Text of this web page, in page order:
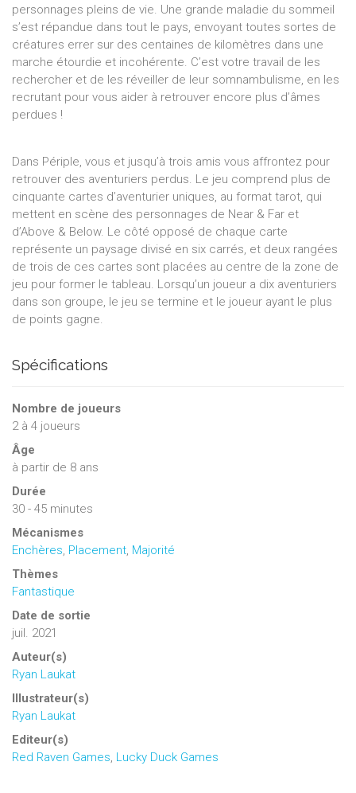
personnages pleins de vie. Une grande maladie du sommeil
s’est répandue dans tout le pays, envoyant toutes sortes de
créatures errer sur des centaines de kilomètres dans une
marche étourdie et incohérente. C’est votre travail de les
rechercher et de les réveiller de leur somnambulisme, en les
recrutant pour vous aider à retrouver encore plus d’âmes
perdues !
Dans Périple, vous et jusqu’à trois amis vous affrontez pour
retrouver des aventuriers perdus. Le jeu comprend plus de
cinquante cartes d’aventurier uniques, au format tarot, qui
mettent en scène des personnages de Near & Far et
d’Above & Below. Le côté opposé de chaque carte
représente un paysage divisé en six carrés, et deux rangées
de trois de ces cartes sont placées au centre de la zone de
jeu pour former le tableau. Lorsqu’un joueur a dix aventuriers
dans son groupe, le jeu se termine et le joueur ayant le plus
de points gagne.
Spécifications
Nombre de joueurs
2à 4 joueurs
Âge
à partir de 8 ans
Durée
30 - 45 minutes
Mécanismes
Enchères, Placement, Majorité
Thèmes
Fantastique
Date de sortie
juil. 2021
Auteur(s)
Ryan Laukat
Illustrateur(s)
Ryan Laukat
Editeur(s)
Red Raven Games, Lucky Duck Games